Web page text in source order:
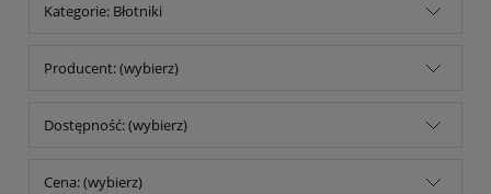
Kategorie: Błotniki
Producent: (wybierz)
Dostępność: (wybierz)
Cena: (wybierz)